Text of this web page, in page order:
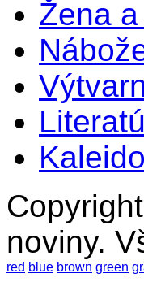
Žena
noviny.
red blue brown green